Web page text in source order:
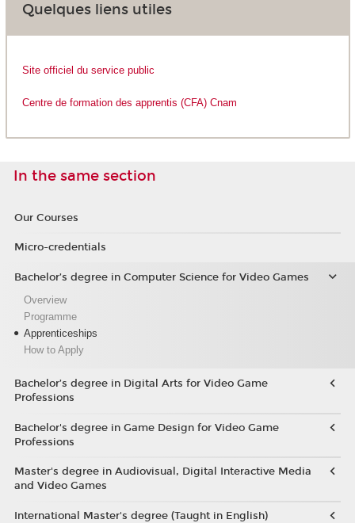
Quelques liens utiles
Site officiel du service public
Centre de formation des apprentis (CFA) Cnam
In the same section
Our Courses
Micro-credentials
Bachelor’s degree in Computer Science for Video Games
Overview
Programme
Apprenticeships
How to Apply
Bachelor’s degree in Digital Arts for Video Game
Professions
Bachelor's degree in Game Design for Video Game
Professions
Master's degree in Audiovisual, Digital Interactive Media
and Video Games
International Master's degree (Taught in English)